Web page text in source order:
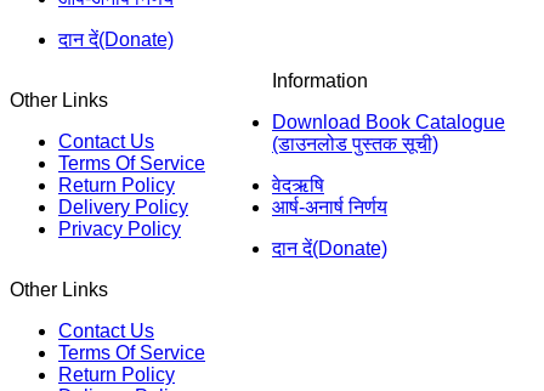
दान दें(Donate)
Other Links
Contact Us
Terms Of Service
Return Policy
Delivery Policy
Privacy Policy
Information
Download Book Catalogue
(डाउनलोड पुस्तक सूची)
वेदऋषि
आर्ष-अनार्ष निर्णय
दान दें(Donate)
Other Links
Contact Us
Terms Of Service
Return Policy